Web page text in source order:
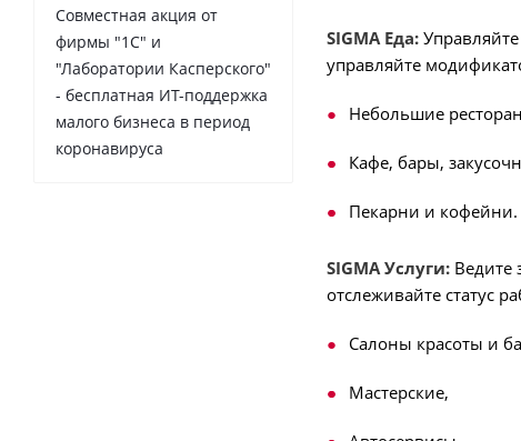
SIGMA Еда:
управляйте
Небольшие
Кафе, бары,
Пекарни и кофейни.
SIGMA Услуги: Ведите
отслеживайте статус
Салоны красоты и
Мастерские,
Совместная акция от
фирмы "1С" и
"Лаборатории Касперского"
- бесплатная ИТ-поддержка
малого бизнеса в период
коронавируса